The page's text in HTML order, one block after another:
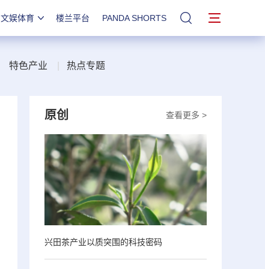
文娱体育 楼兰平台 PANDA SHORTS 站内搜索
特色产业 热点专题
查看更多 >
原创
兴田茶产业以质突围的科技密码